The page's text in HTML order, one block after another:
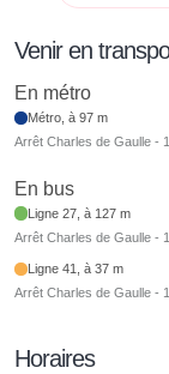
Venir en
En métro
Métro, à 97 m
Arrêt Charles de Gaulle -
En bus
Ligne 27, à 127 m
Arrêt Charles de Gaulle -
Ligne 41, à 37 m
Arrêt Charles de Gaulle -
Horaires